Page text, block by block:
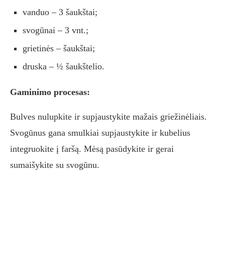
vanduo – 3 šaukštai;
svogūnai – 3 vnt.;
grietinės – šaukštai;
druska – ½ šaukštelio.
Gaminimo procesas:
Bulves nulupkite ir supjaustykite mažais griežinėliais.
Svogūnus gana smulkiai supjaustykite ir kubelius
integruokite į faršą. Mėsą pasūdykite ir gerai
sumaišykite su svogūnu.